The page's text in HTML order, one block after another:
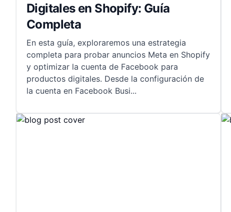
Digitales en Shopify: Guía
Completa
En esta guía, exploraremos una estrategia
completa para probar anuncios Meta en Shopify
y optimizar la cuenta de Facebook para
productos digitales. Desde la configuración de
la cuenta en Facebook Busi...